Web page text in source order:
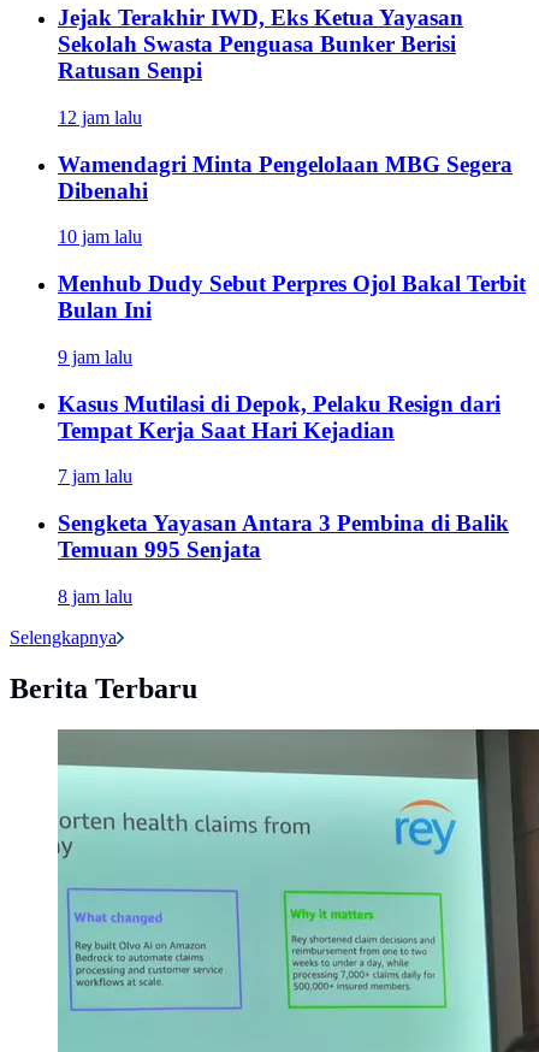
Jejak Terakhir IWD, Eks Ketua Yayasan
Sekolah Swasta Penguasa Bunker Berisi
Ratusan Senpi
12 jam lalu
Wamendagri Minta Pengelolaan MBG Segera
Dibenahi
10 jam lalu
Menhub Dudy Sebut Perpres Ojol Bakal Terbit
Bulan Ini
9 jam lalu
Kasus Mutilasi di Depok, Pelaku Resign dari
Tempat Kerja Saat Hari Kejadian
7 jam lalu
Sengketa Yayasan Antara 3 Pembina di Balik
Temuan 995 Senjata
8 jam lalu
Selengkapnya
Berita Terbaru